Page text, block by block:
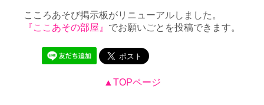
こころあそび掲示板がリニューアルしました。
『ここあその部屋』 でお願いごとを投稿できます。
▲TOPページ